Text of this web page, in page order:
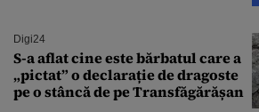
Digi24
S-a aflat cine este bărbatul care a
„pictat” o declarație de dragoste
pe o stâncă de pe Transfăgărășan